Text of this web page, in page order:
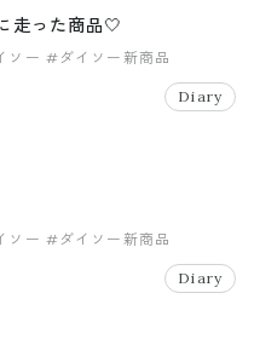
走った商品🤍
ソー #ダイソー新商品
Diary
ソー #ダイソー新商品
Diary